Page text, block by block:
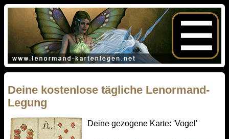
Deine kostenlose tägliche Lenormand-
Legung
Deine gezogene Karte: 'Vogel'